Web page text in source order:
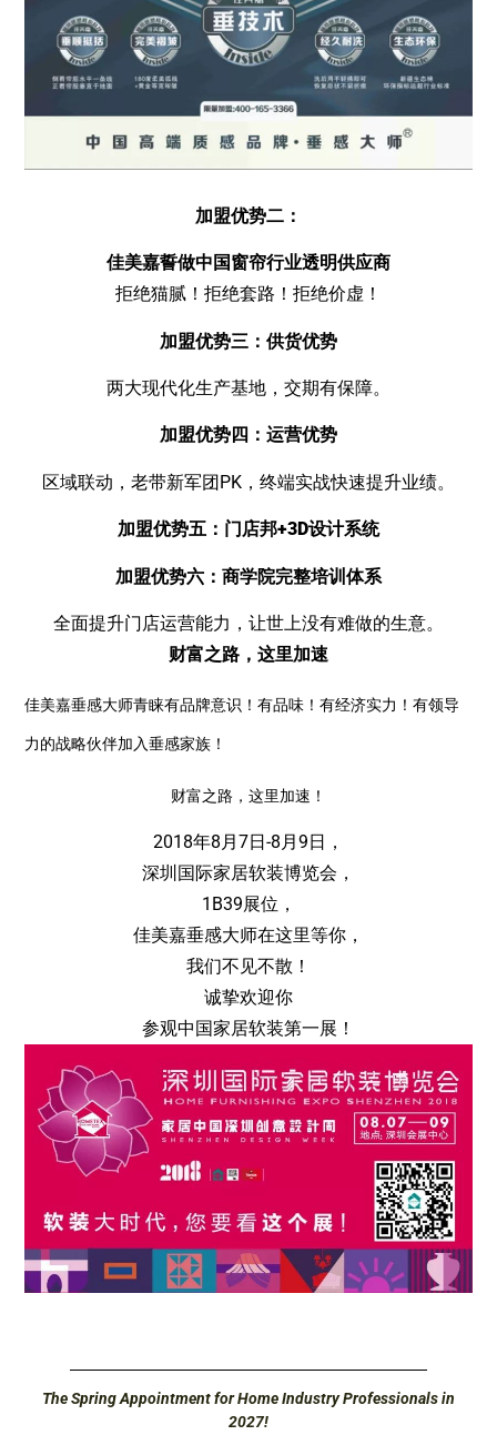
加盟优势二：
佳美嘉誓做中国窗帘行业透明供应商
拒绝猫腻！拒绝套路！拒绝价虚！
加盟优势三：供货优势
两大现代化生产基地，交期有保障。
加盟优势四：运营优势
区域联动，老带新军团PK，终端实战快速提升业绩。
加盟优势五：门店邦+3D设计系统
加盟优势六：商学院完整培训体系
全面提升门店运营能力，让世上没有难做的生意。
财富之路，这里加速
佳美嘉垂感大师青睐有品牌意识！有品味！有经济实力！有领导
力的战略伙伴加入垂感家族！
财富之路，这里加速！
2018年8月7日-8月9日，
深圳国际家居软装博览会，
1B39展位，
佳美嘉垂感大师在这里等你，
我们不见不散！
诚挚欢迎你
参观中国家居软装第一展！
The Spring Appointment for Home Industry Professionals in
2027!